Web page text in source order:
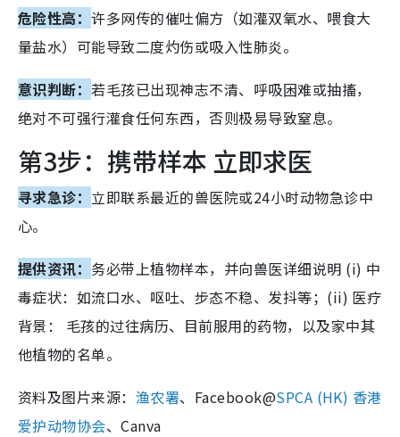
危险性高：许多网传的催吐偏方（如灌双氧水、喂食大
量盐水）可能导致二度灼伤或吸入性肺炎。
意识判断：若毛孩已出现神志不清、呼吸困难或抽搐，
绝对不可强行灌食任何东西，否则极易导致窒息。
第3步：携带样本 立即求医
寻求急诊： 立即联系最近的兽医院或24小时动物急诊中
心。
提供资讯： 务必带上植物样本，并向兽医详细说明 (i) 中
毒症状：如流口水、呕吐、步态不稳、发抖等；(ii) 医疗
背景： 毛孩的过往病历、目前服用的药物，以及家中其
他植物的名单。
资料及图片来源： 渔农署、Facebook@SPCA (HK) 香港
爱护动物协会、Canva